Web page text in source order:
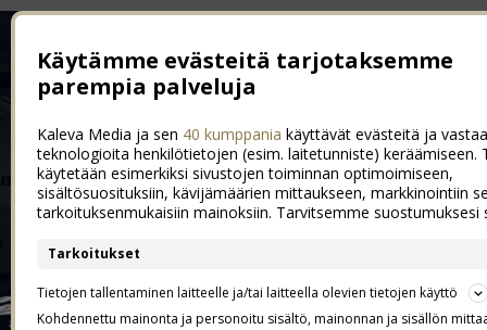
Käytämme evästeitä tarjotaksemme
parempia palveluja
Kaleva Media ja sen 40 kumppania käyttävät evästeitä ja
teknologioita henkilötietojen (esim. laitetunniste) keräämiseen.
käytetään esimerkiksi sivustojen toiminnan optimoimiseen,
sisältösuosituksiin, kävijämäärien mittaukseen, markkinointiin
tarkoituksenmukaisiin mainoksiin. Tarvitsemme suostumuksesi
Tarkoitukset
Tietojen tallentaminen laitteelle ja/tai laitteella olevien tietojen käyttö
Kohdennettu mainonta ja personoitu sisältö, mainonnan ja sisällön